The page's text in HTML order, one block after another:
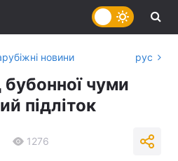
новини рус
бубонної чуми
підліток
1276